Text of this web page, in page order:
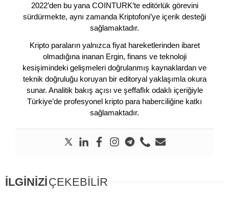
2022’den bu yana COINTURK’te editörlük görevini
sürdürmekte, aynı zamanda Kriptofoni’ye içerik desteği
sağlamaktadır.
Kripto paraların yalnızca fiyat hareketlerinden ibaret
olmadığına inanan Ergin, finans ve teknoloji
kesişimindeki gelişmeleri doğrulanmış kaynaklardan ve
teknik doğruluğu koruyan bir editoryal yaklaşımla okura
sunar. Analitik bakış açısı ve şeffaflık odaklı içeriğiyle
Türkiye’de profesyonel kripto para haberciliğine katkı
sağlamaktadır.
İLGİNİZİÇEKEBİLİR